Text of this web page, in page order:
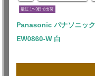
最短 1〜3日で出荷
Panasonic パナソニック
EW0860-W 白